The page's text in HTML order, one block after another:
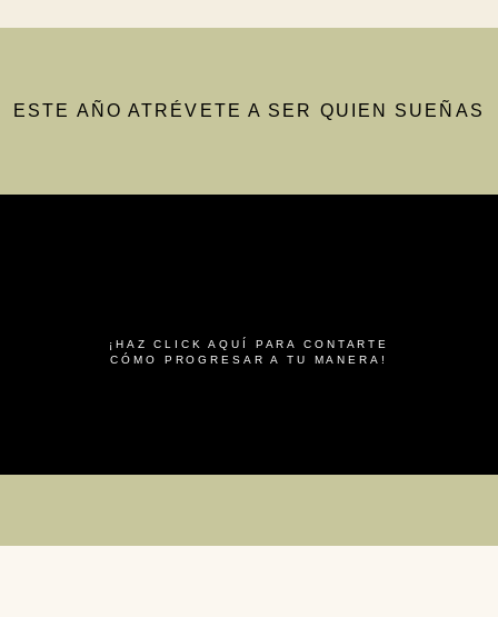
ESTE AÑO ATRÉVETE A SER QUIEN SUEÑAS
¡HAZ CLICK AQUÍ PARA CONTARTE
CÓMO PROGRESAR A TU MANERA!